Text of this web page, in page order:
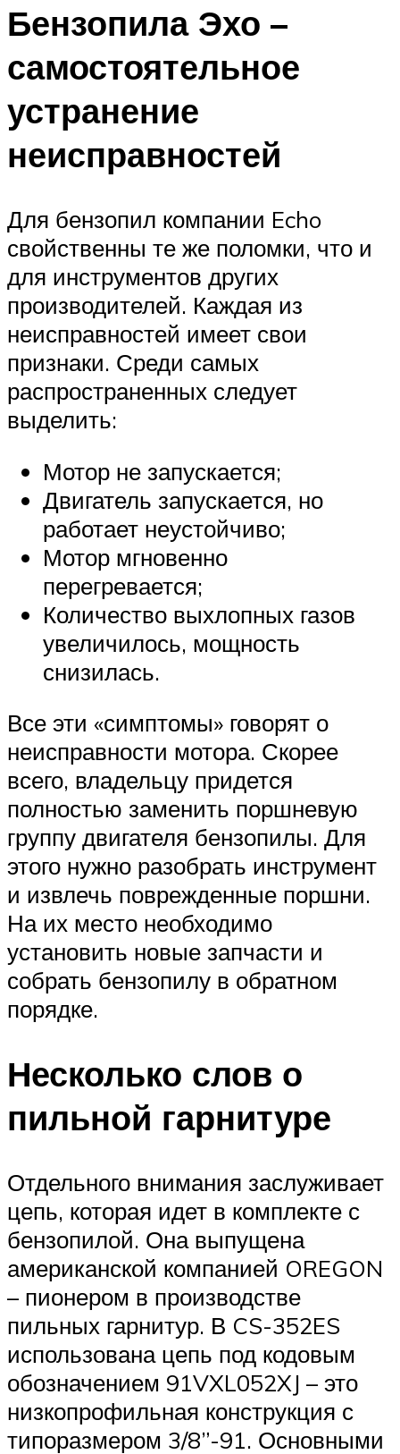
Бензопила Эхо –
самостоятельное
устранение
неисправностей
Для бензопил компании Echo
свойственны те же поломки, что и
для инструментов других
производителей. Каждая из
неисправностей имеет свои
признаки. Среди самых
распространенных следует
выделить:
Мотор не запускается;
Двигатель запускается, но
работает неустойчиво;
Мотор мгновенно
перегревается;
Количество выхлопных газов
увеличилось, мощность
снизилась.
Все эти «симптомы» говорят о
неисправности мотора. Скорее
всего, владельцу придется
полностью заменить поршневую
группу двигателя бензопилы. Для
этого нужно разобрать инструмент
и извлечь поврежденные поршни.
На их место необходимо
установить новые запчасти и
собрать бензопилу в обратном
порядке.
Несколько слов о
пильной гарнитуре
Отдельного внимания заслуживает
цепь, которая идет в комплекте с
бензопилой. Она выпущена
американской компанией OREGON
– пионером в производстве
пильных гарнитур. В CS-352ES
использована цепь под кодовым
обозначением 91VXL052XJ – это
низкопрофильная конструкция с
типоразмером 3/8”-91. Основными